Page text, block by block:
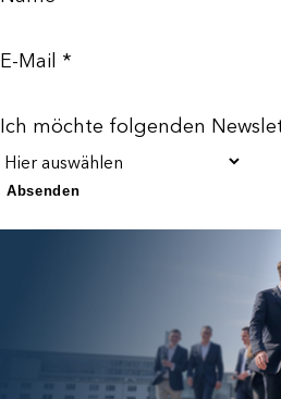
E-Mail *
Ich möchte folgenden
Absenden